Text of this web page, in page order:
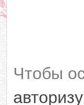
Чтобы